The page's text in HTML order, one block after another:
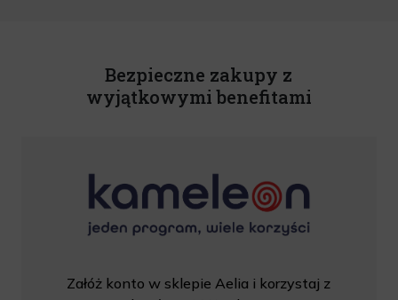
Bezpieczne zakupy z
wyjątkowymi benefitami
Załóż konto w sklepie Aelia i korzystaj z